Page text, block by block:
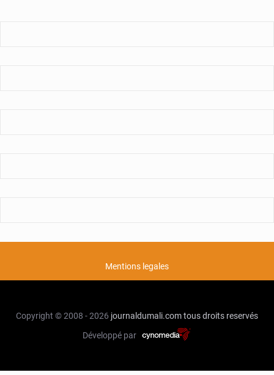
Mentions legales
Copyright © 2008 - 2026 journaldumali.comtous droits reservés
Développé par